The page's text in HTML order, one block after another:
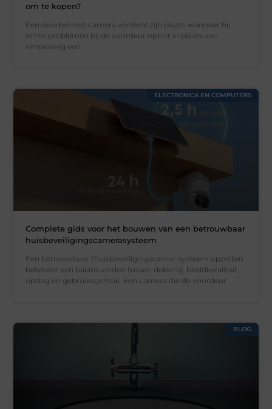
om te kopen?
Een deurbel met camera verdient zijn plaats wanneer hij
echte problemen bij de voordeur oplost in plaats van
simpelweg een
ELECTRONICA EN COMPUTERS
Complete gids voor het bouwen van een betrouwbaar
huisbeveiligingscamerasysteem
Een betrouwbaar thuisbeveiligingscamer systeem opzetten
betekent een balans vinden tussen dekking, beeldkwaliteit,
opslag en gebruiksgemak. Een camera die de voordeur
BLOG